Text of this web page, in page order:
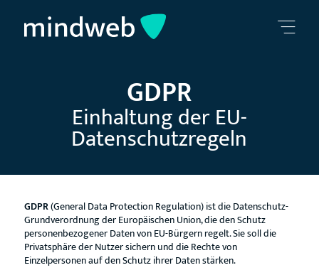
GDPR
Einhaltung der EU-
Datenschutzregeln
GDPR(General Data Protection Regulation) ist die Datenschutz-
Grundverordnung der Europäischen Union, die den Schutz
personenbezogener Daten von EU-Bürgern regelt. Sie soll die
Privatsphäre der Nutzer sichern und die Rechte von
Einzelpersonen auf den Schutz ihrer Daten stärken.